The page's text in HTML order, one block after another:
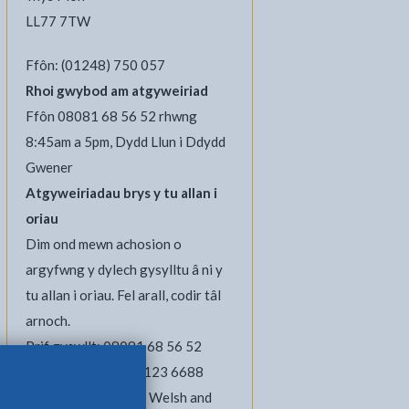
PrintioEbost
ar Facebook - yn agor mewn tab newydd
hon ar Twitter - yn agor mewn tab newydd
dudalen hon ar LinkedIn - yn agor mewn tab newydd
LL77 7TW
Ffôn: (01248) 750 057
Rhoi gwybod am atgyweiriad
Ffôn 08081 68 56 52 rhwng
8:45am a 5pm, Dydd Llun i Ddydd
Gwener
Atgyweiriadau brys y tu allan i
oriau
Dim ond mewn achosion o
argyfwng y dylech gysylltu â ni y
tu allan i oriau. Fel arall, codir tâl
arnoch.
Prif gyswllt: 08081 68 56 52
Cyswllt arall: 0300 123 6688
We welcome calls in Welsh and